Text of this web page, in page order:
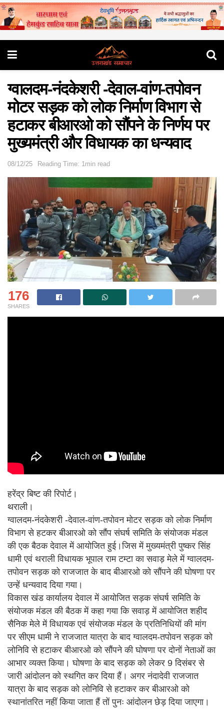
ग्वालदम-नंदकेशरी -देवाल-वांण-तपोवन
मोटर सड़क को लोक निर्माण विभाग से
हटाकर बीआरओ को सौंपने के निर्णय पर
मुख्यमंत्री और विधायक का धन्यवाद
08/12/25 Reading Time: 1min read
176
SHARES
हरेंद्र बिष्ट की रिपोर्ट।
थराली।
ग्वालदम-नंदकेशरी -देवाल-वांण-तपोवन मोटर सड़क को लोक निर्माण
विभाग से हटकर बीआरओ को सौंप संघर्ष समिति के संयोजक मंडल
की एक बैठक देवाल में आयोजित हुई।जिस में मुख्यमंत्री पुष्कर सिंह
धामी एवं थराली विधायक भूपाल राम टम्टा का सवाड़ मेले में ग्वालदम-
तपोवन सड़क को राजजात के बाद बीआरओ को सौंपने की घोषणा पर
उन्हें धन्यवाद दिया गया।
विकास खंड कार्यालय देवाल में आयोजित सड़क संघर्ष समिति के
संयोजक मंडल की बैठक में कहा गया कि सवाड़ में आयोजित शहीद
सैनिक मेले में विधायक एवं संयोजक मंडल के प्रतिनिधियों की मांग
पर सीएम धामी ने राजजात यात्रा के बाद ग्वालदम-तपोवन सड़क को
लोनिवि से हटाकर बीआरओ को सौंपने की घोषणा पर दोनों नेताओं का
आभार व्यक्त किया। घोषणा के बाद सड़क को लेकर 9 दिसंबर से
जारी आंदोलन को स्थगित कर दिया हैं। अगर नंदादेवी राजजात
यात्रा के बाद सड़क को लोनिवि से हटाकर कर बीआरओ को
स्थानांतरित नहीं किया जाता हैं तों पुनः आंदोलन छेड़ दिया जाएगा।